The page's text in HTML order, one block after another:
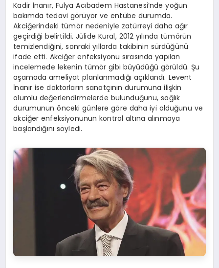
Kadir İnanır, Fulya Acıbadem Hastanesi’nde yoğun
bakımda tedavi görüyor ve entübe durumda.
Akciğerindeki tümör nedeniyle zatürreyi daha ağır
geçirdiği belirtildi. Jülide Kural, 2012 yılında tümörün
temizlendiğini, sonraki yıllarda takibinin sürdüğünü
ifade etti. Akciğer enfeksiyonu sırasında yapılan
incelemede lekenin tümör gibi büyüdüğü görüldü. Şu
aşamada ameliyat planlanmadığı açıklandı. Levent
İnanır ise doktorların sanatçının durumuna ilişkin
olumlu değerlendirmelerde bulunduğunu, sağlık
durumunun önceki günlere göre daha iyi olduğunu ve
akciğer enfeksiyonunun kontrol altına alınmaya
başlandığını söyledi.